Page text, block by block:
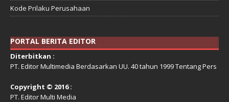
Kode Prilaku Perusahaan
PORTAL BERITA EDITOR
Diterbitkan :
PT. Editor Multimedia Berdasarkan UU. 40 tahun 1999 Tentang Pers
Copyright © 2016 :
PT. Editor Multi Media